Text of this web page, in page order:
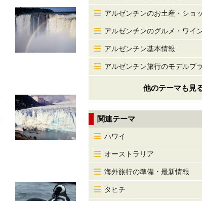
アルゼンチンのお土産・ショ
アルゼンチンのグルメ・ワイ
アルゼンチン基本情報
アルゼンチン旅行のモデルプ
他のテーマも見
関連テーマ
ハワイ
オーストラリア
海外旅行の準備・最新情報
タヒチ